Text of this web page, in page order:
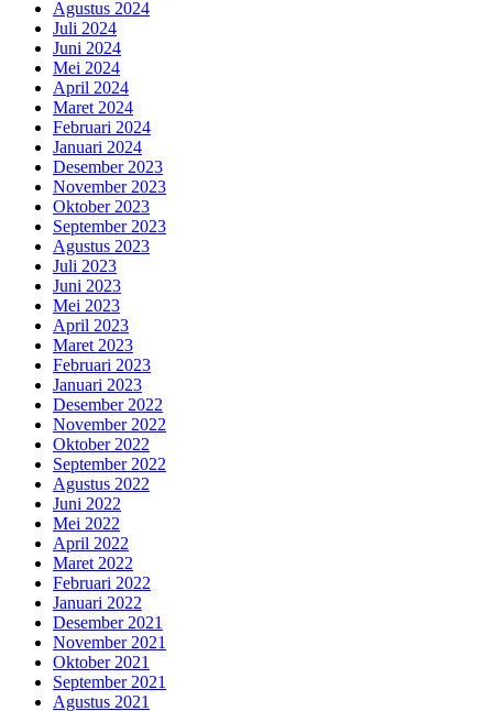
Agustus 2024
Juli 2024
Juni 2024
Mei 2024
April 2024
Maret 2024
Februari 2024
Januari 2024
Desember 2023
November 2023
Oktober 2023
September 2023
Agustus 2023
Juli 2023
Juni 2023
Mei 2023
April 2023
Maret 2023
Februari 2023
Januari 2023
Desember 2022
November 2022
Oktober 2022
September 2022
Agustus 2022
Juni 2022
Mei 2022
April 2022
Maret 2022
Februari 2022
Januari 2022
Desember 2021
November 2021
Oktober 2021
September 2021
Agustus 2021